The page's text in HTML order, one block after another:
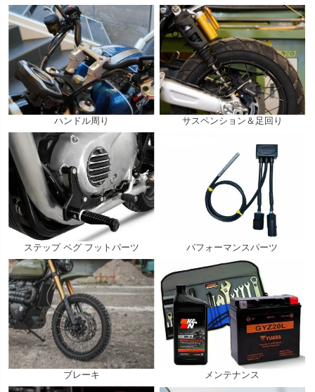
ハンドル周り サスペンション＆足回り
ステップ ペグ フットパーツ パフォーマンスパーツ
ブレーキ メンテナンス